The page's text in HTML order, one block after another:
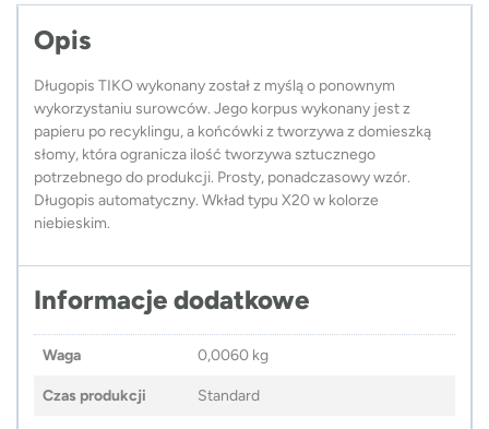
Opis
Długopis TIKO wykonany został z myślą o ponownym
wykorzystaniu surowców. Jego korpus wykonany jest z
papieru po recyklingu, a końcówki z tworzywa z domieszką
słomy, która ogranicza ilość tworzywa sztucznego
potrzebnego do produkcji. Prosty, ponadczasowy wzór.
Długopis automatyczny. Wkład typu X20 w kolorze
niebieskim.
Informacje dodatkowe
Waga 0,0060 kg
Czas produkcji Standard